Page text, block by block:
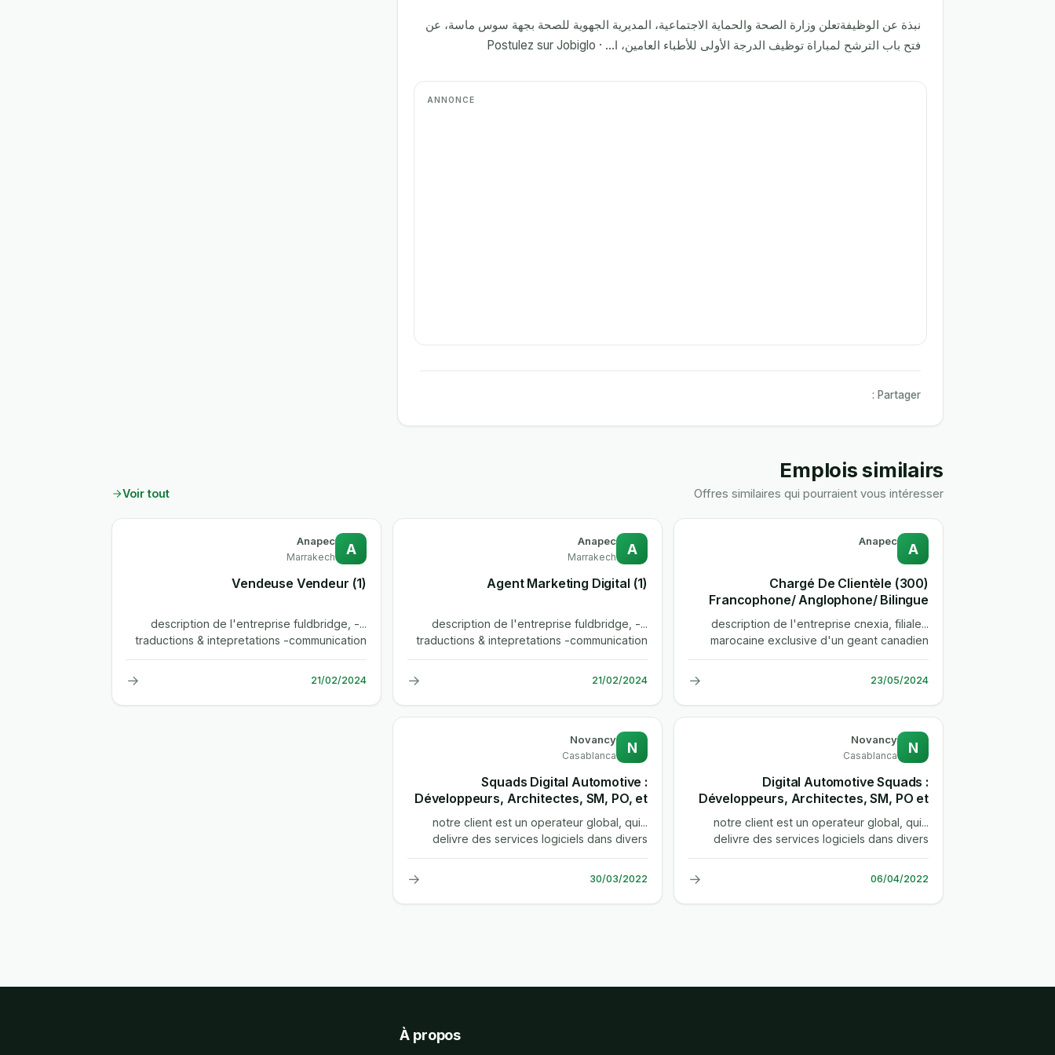
نبذة عن الوظيفةتعلن وزارة الصحة والحماية الاجتماعية، المديرية الجهوية للصحة بجهة سوس ماسة، عن
فتح باب الترشح لمباراة توظيف الدرجة الأولى للأطباء العامين، ا... · Postulez sur Jobiglo
Partager :
Emplois similairs
Offres similaires qui pourraient vous intéresser
Voir tout
A
Anapec
(300) Chargé De Clientèle
Francophone/ Anglophone/ Bilingue
...description de l'entreprise cnexia, filiale
marocaine exclusive d'un geant canadien
des telecoms, de la technologie et...
23/05/2024
→
A
Anapec
Marrakech
(1) Agent Marketing Digital
...description de l'entreprise fuldbridge, -
traductions & intepretations -communication
& formations -artisanat &...
21/02/2024
→
A
Anapec
Marrakech
(1) Vendeuse Vendeur
...description de l'entreprise fuldbridge, -
traductions & intepretations -communication
& formations -artisanat &...
21/02/2024
→
N
Novancy
Casablanca
Digital Automotive Squads :
Développeurs, Architectes, SM, PO et
Testeurs
...notre client est un operateur global, qui
delivre des services logiciels dans divers
metiers verticaux, tels que...
06/04/2022
→
N
Novancy
Casablanca
Squads Digital Automotive :
Développeurs, Architectes, SM, PO, et
Testeurs
...notre client est un operateur global, qui
delivre des services logiciels dans divers
metiers verticaux, tels que...
30/03/2022
→
À propos